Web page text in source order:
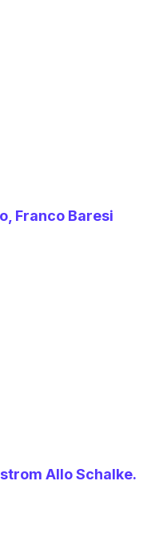
Franco Baresi
Allo Schalke.